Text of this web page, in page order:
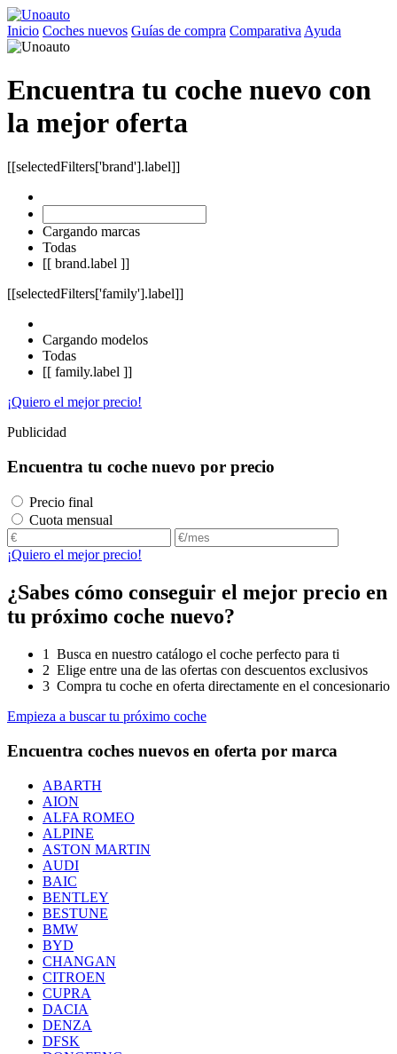
Inicio Coches nuevos Guías de compra Comparativa Ayuda
Encuentra tu coche nuevo con
la mejor oferta
[[selectedFilters['brand'].label]]
Cargando marcas
Todas
[[ brand.label ]]
[[selectedFilters['family'].label]]
Cargando modelos
Todas
[[ family.label ]]
¡Quiero el mejor precio!
Publicidad
Encuentra tu coche nuevo por precio
Precio final
Cuota mensual
¡Quiero el mejor precio!
¿Sabes cómo conseguir el mejor precio en
tu próximo coche nuevo?
1 Busca en nuestro catálogo el coche perfecto para ti
2 Elige entre una de las ofertas con descuentos exclusivos
3 Compra tu coche en oferta directamente en el concesionario
Empieza a buscar tu próximo coche
Encuentra coches nuevos en oferta por marca
ABARTH
AION
ALFA ROMEO
ALPINE
ASTON MARTIN
AUDI
BAIC
BENTLEY
BESTUNE
BMW
BYD
CHANGAN
CITROEN
CUPRA
DACIA
DENZA
DFSK